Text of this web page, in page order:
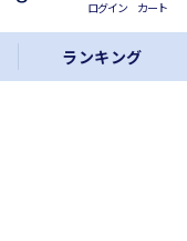
ログイン カート
ランキング